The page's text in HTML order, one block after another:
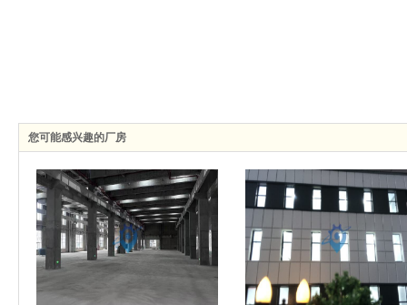
您可能感兴趣的厂房